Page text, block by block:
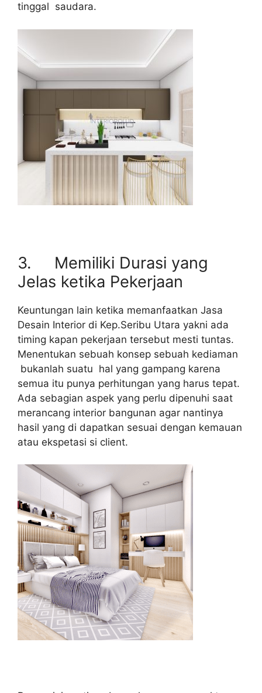
tinggal saudara.
3. Memiliki Durasi yang
Jelas ketika Pekerjaan
Keuntungan lain ketika memanfaatkan Jasa
Desain Interior di Kep.Seribu Utara yakni ada
timing kapan pekerjaan tersebut mesti tuntas.
Menentukan sebuah konsep sebuah kediaman
bukanlah suatu hal yang gampang karena
semua itu punya perhitungan yang harus tepat.
Ada sebagian aspek yang perlu dipenuhi saat
merancang interior bangunan agar nantinya
hasil yang di dapatkan sesuai dengan kemauan
atau ekspetasi si client.